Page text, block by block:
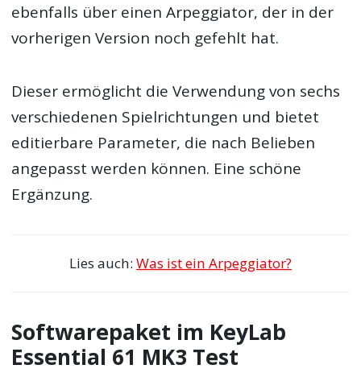
ebenfalls über einen Arpeggiator, der in der
vorherigen Version noch gefehlt hat.
Dieser ermöglicht die Verwendung von sechs
verschiedenen Spielrichtungen und bietet
editierbare Parameter, die nach Belieben
angepasst werden können. Eine schöne
Ergänzung.
Lies auch: Was ist ein Arpeggiator?
Softwarepaket im KeyLab
Essential 61 MK3 Test